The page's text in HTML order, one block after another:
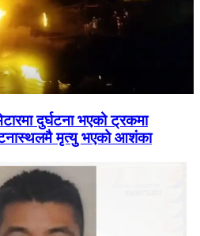
दुर्घटना भएको ट्रकमा
मृत्यु भएको आशंका